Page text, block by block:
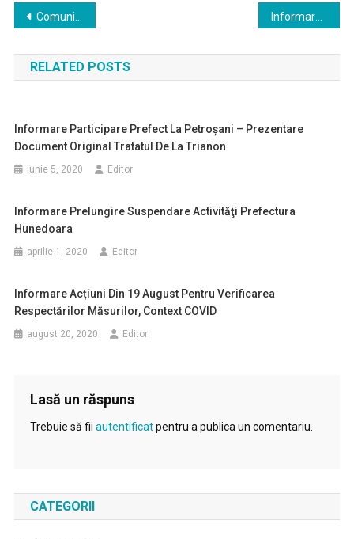
Navigare
în
articole
Comunicat Gorgona Medusa
RELATED POSTS
Informare Participare Prefect La Petroşani – Prezentare
Document Original Tratatul De La Trianon
iunie 5, 2020 Editor
Informare Prelungire Suspendare Activităţi Prefectura
Hunedoara
aprilie 1, 2020 Editor
Informare Acțiuni Din 19 August Pentru Verificarea
Respectărilor Măsurilor, Context COVID
august 20, 2020 Editor
Lasă un răspuns
Trebuie să fii autentificatpentru a publica un comentariu.
CATEGORII